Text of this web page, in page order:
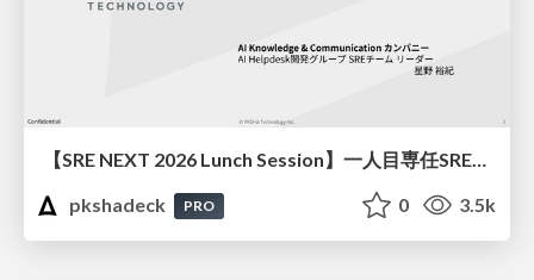
【SRE NEXT 2026 Lunch Session】一人目専任SREの立ち上げを加速する ― AIと進めたオンボーディングで2分を0.04秒にした話
pkshadeck
PRO 0 3.5k